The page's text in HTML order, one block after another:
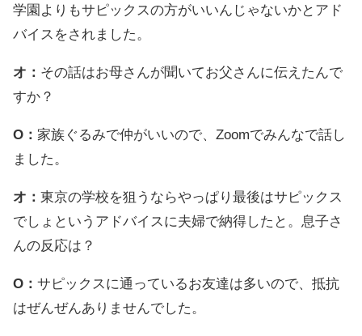
学園よりもサピックスの方がいいんじゃないかとアド
バイスをされました。
オ： その話はお母さんが聞いてお父さんに伝えたんで
すか？
O： 家族ぐるみで仲がいいので、Zoomでみんなで話し
ました。
オ： 東京の学校を狙うならやっぱり最後はサピックス
でしょというアドバイスに夫婦で納得したと。息子さ
んの反応は？
O： サピックスに通っているお友達は多いので、抵抗
はぜんぜんありませんでした。